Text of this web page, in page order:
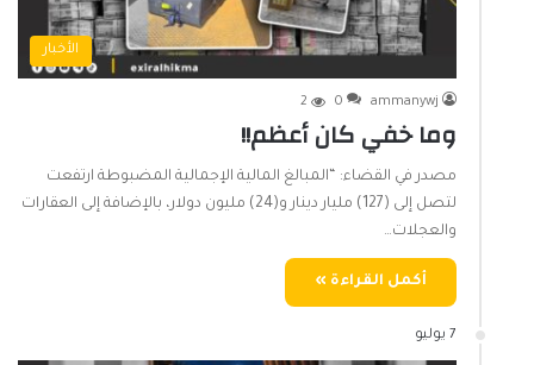
الأخبار
ammanywj
0
2
وما خفي كان أعظم!!
مصدر في القضاء: “المبالغ المالية الإجمالية المضبوطة ارتفعت
لتصل إلى (127) مليار دينار و(24) مليون دولار، بالإضافة إلى العقارات
والعجلات…
أكمل القراءة »
7 يوليو